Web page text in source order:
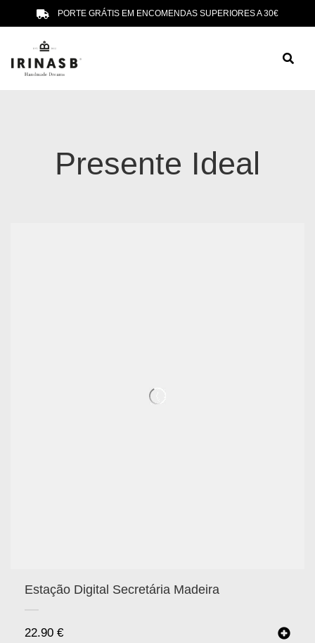
PORTE GRÁTIS EM ENCOMENDAS SUPERIORES A 30€
Presente Ideal
Estação Digital Secretária Madeira
22.90 €